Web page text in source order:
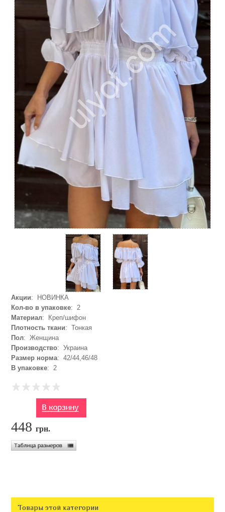
Акции: НОВИНКА
Кол-во в упаковке: 2
Материал: Креп/шифон
Плотность ткани: Тонкая
Пол: Женщина
Производство: Украина
Размер норма: 42/44,46/48
В упаковке: 2
448грн.
Товары этой категории